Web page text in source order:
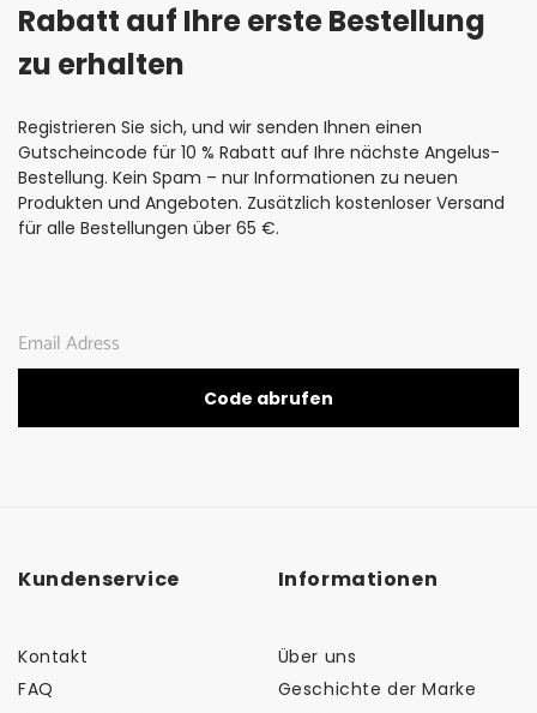
Rabatt auf Ihre erste Bestellung
zu erhalten
Registrieren Sie sich, und wir senden Ihnen einen
Gutscheincode für 10 % Rabatt auf Ihre nächste Angelus-
Bestellung. Kein Spam – nur Informationen zu neuen
Produkten und Angeboten. Zusätzlich kostenloser Versand
für alle Bestellungen über 65 €.
Code abrufen
Kundenservice
Kontakt
FAQ
Informationen
Über uns
Geschichte der Marke